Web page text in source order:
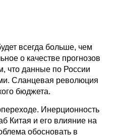
всегда больше, чем
о качестве прогнозов
что данные по России
Сланцевая революция
бюджета.
Инерционность
Китая и его влияние на
обосновать в